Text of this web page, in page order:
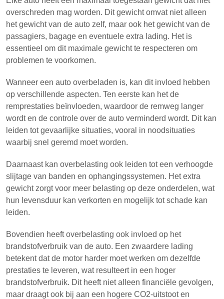
overschreden mag worden. Dit gewicht omvat niet alleen
het gewicht van de auto zelf, maar ook het gewicht van de
passagiers, bagage en eventuele extra lading. Het is
essentieel om dit maximale gewicht te respecteren om
problemen te voorkomen.
Wanneer een auto overbeladen is, kan dit invloed hebben
op verschillende aspecten. Ten eerste kan het de
remprestaties beïnvloeden, waardoor de remweg langer
wordt en de controle over de auto verminderd wordt. Dit kan
leiden tot gevaarlijke situaties, vooral in noodsituaties
waarbij snel geremd moet worden.
Daarnaast kan overbelasting ook leiden tot een verhoogde
slijtage van banden en ophangingssystemen. Het extra
gewicht zorgt voor meer belasting op deze onderdelen, wat
hun levensduur kan verkorten en mogelijk tot schade kan
leiden.
Bovendien heeft overbelasting ook invloed op het
brandstofverbruik van de auto. Een zwaardere lading
betekent dat de motor harder moet werken om dezelfde
prestaties te leveren, wat resulteert in een hoger
brandstofverbruik. Dit heeft niet alleen financiële gevolgen,
maar draagt ook bij aan een hogere CO2-uitstoot en